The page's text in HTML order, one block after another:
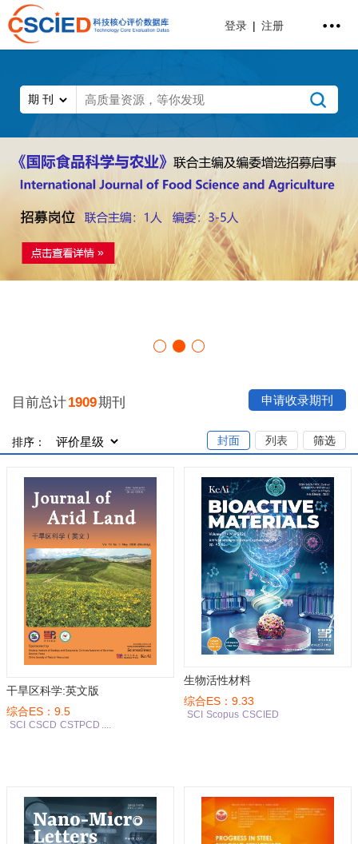
登录 | 注册
目前总计1909期刊 申请收录期刊
排序： 筛选
列表
封面
干旱区科学:英文版
综合ES：9.5
SCI CSCD CSTPCD ....
生物活性材料
综合ES：9.33
SCI Scopus CSCIED